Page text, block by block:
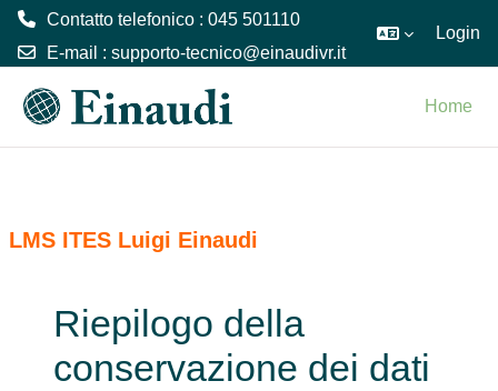
Contatto telefonico : 045 501110
E-mail : supporto-tecnico@einaudivr.it
Login
Home
LMS ITES Luigi Einaudi
Riepilogo della
conservazione dei dati